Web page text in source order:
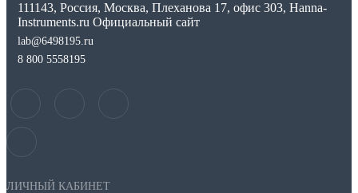
111143, Россия, Москва, Плеханова 17, офис 303, Hanna-
Instruments.ru Официальный сайт
lab@6498195.ru
8 800 5558195
ЛИЧНЫЙ КАБИНЕТ